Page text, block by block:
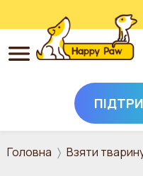
Перейти до основного
Головна Взяти